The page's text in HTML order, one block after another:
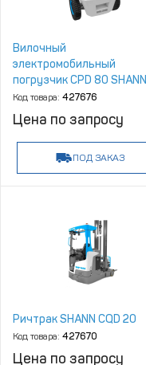
Вилочный
электромобильный
погрузчик CPD 80 SHANN
Код товара: 427676
Цена по запросу
ПОД ЗАКАЗ
Ричтрак SHANN CQD 20
Код товара: 427670
Цена по запросу